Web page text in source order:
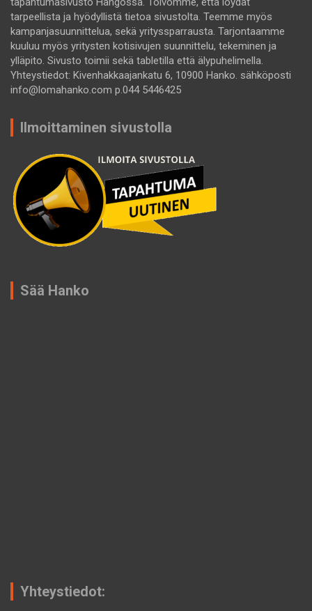
tarpeellista ja hyödyllistä tietoa sivustolta. Teemme myös
kampanjasuunnittelua, sekä yrityssparrausta. Tarjontaamme
kuuluu myös yritysten kotisivujen suunnittelu, tekeminen ja
ylläpito. Sivusto toimii sekä tabletilla että älypuhelimella.
Yhteystiedot: Kivenhakkaajankatu 6, 10900 Hanko. sähköposti
info@lomahanko.com p.044 5446425
Ilmoittaminen sivustolla
Sää Hanko
Yhteystiedot: